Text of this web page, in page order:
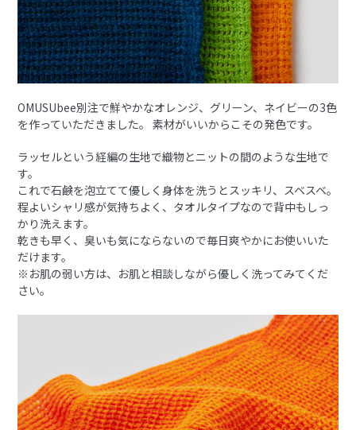
OMUSUbee別注で鮮やかなオレンジ、グリーン、ネイビーの3色
を作っていただきました。 素材がいいからこその発色です。
ラッセルという経編の生地で織物とニットの間のような生地で
す。
これで石鹸を泡立てて優しく身体を洗うとスッキリ、スベスベ。
程よいシャリ感が気持ちよく、タオルタイプなので背中もしっ
かり洗えます。
乾きも早く、臭いも気にならないので毎日爽やかにお使いいた
だけます。
※お肌の弱い方は、お肌と相談しながら優しく洗ってみてくだ
さい。